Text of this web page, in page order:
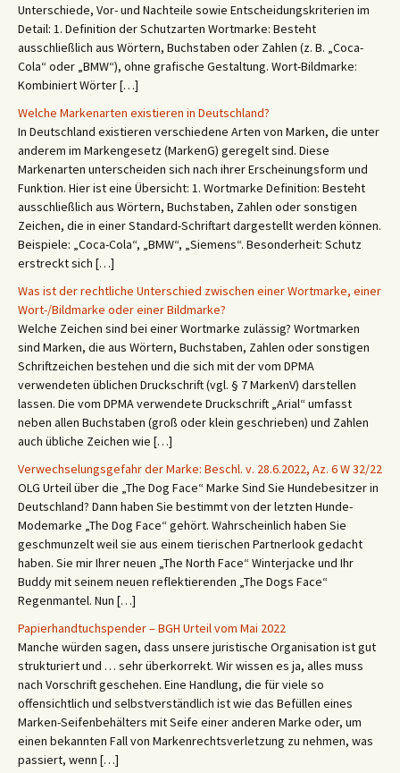
Unterschiede, Vor- und Nachteile sowie Entscheidungskriterien im
Detail: 1. Definition der Schutzarten Wortmarke: Besteht
ausschließlich aus Wörtern, Buchstaben oder Zahlen (z. B. „Coca-
Cola“ oder „BMW“), ohne grafische Gestaltung. Wort-Bildmarke:
Kombiniert Wörter […]
Welche Markenarten existieren in Deutschland?
In Deutschland existieren verschiedene Arten von Marken, die unter
anderem im Markengesetz (MarkenG) geregelt sind. Diese
Markenarten unterscheiden sich nach ihrer Erscheinungsform und
Funktion. Hier ist eine Übersicht: 1. Wortmarke Definition: Besteht
ausschließlich aus Wörtern, Buchstaben, Zahlen oder sonstigen
Zeichen, die in einer Standard-Schriftart dargestellt werden können.
Beispiele: „Coca-Cola“, „BMW“, „Siemens“. Besonderheit: Schutz
erstreckt sich […]
Was ist der rechtliche Unterschied zwischen einer Wortmarke, einer
Wort-/Bildmarke oder einer Bildmarke?
Welche Zeichen sind bei einer Wortmarke zulässig? Wortmarken
sind Marken, die aus Wörtern, Buchstaben, Zahlen oder sonstigen
Schriftzeichen bestehen und die sich mit der vom DPMA
verwendeten üblichen Druckschrift (vgl. § 7 MarkenV) darstellen
lassen. Die vom DPMA verwendete Druckschrift „Arial“ umfasst
neben allen Buchstaben (groß oder klein geschrieben) und Zahlen
auch übliche Zeichen wie […]
Verwechselungsgefahr der Marke: Beschl. v. 28.6.2022, Az. 6 W 32/22
OLG Urteil über die „The Dog Face“ Marke Sind Sie Hundebesitzer in
Deutschland? Dann haben Sie bestimmt von der letzten Hunde-
Modemarke „The Dog Face“ gehört. Wahrscheinlich haben Sie
geschmunzelt weil sie aus einem tierischen Partnerlook gedacht
haben. Sie mir Ihrer neuen „The North Face“ Winterjacke und Ihr
Buddy mit seinem neuen reflektierenden „The Dogs Face“
Regenmantel. Nun […]
Papierhandtuchspender – BGH Urteil vom Mai 2022
Manche würden sagen, dass unsere juristische Organisation ist gut
strukturiert und … sehr überkorrekt. Wir wissen es ja, alles muss
nach Vorschrift geschehen. Eine Handlung, die für viele so
offensichtlich und selbstverständlich ist wie das Befüllen eines
Marken-Seifenbehälters mit Seife einer anderen Marke oder, um
einen bekannten Fall von Markenrechtsverletzung zu nehmen, was
passiert, wenn […]